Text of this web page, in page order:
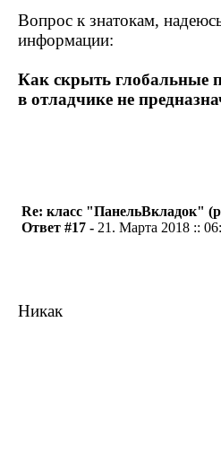
Вопрос к знатокам,
информации:
Как скрыть глобальные
в отладчике не
Re: класс "ПанельВкладок"
Ответ #17 - 21. Марта 2018 ::
Никак